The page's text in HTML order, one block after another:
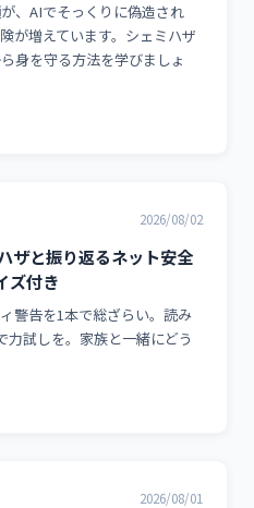
、AIでそっくりに偽造され
が増えています。シェミハザ
身を守る方法を学びましょ
2026/08/02
ザと振り返るネット安全
ズ付き
警告を1本で総ざらい。読み
力試しを。家族と一緒にどう
2026/08/01